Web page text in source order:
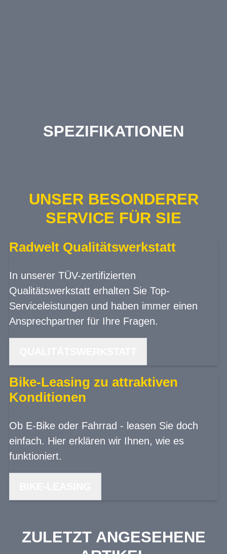
SPEZIFIKATIONEN
UNSER BESONDERER
SERVICE FÜR SIE
Radwelt Qualitätswerkstatt
In unserer TÜV-zertifizierten
Qualitätswerkstatt erhalten Sie Top-
Serviceleistungen und haben immer einen
Ansprechpartner für Ihre Fragen.
Bike-Leasing zu attraktiven
Konditionen
Ob E-Bike oder Fahrrad - leasen Sie doch
einfach. Hier erklären wir Ihnen, wie es
funktioniert.
ZULETZT ANGESEHENE